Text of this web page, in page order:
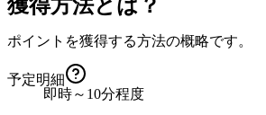
獲得方法とは？
ポイントを獲得する方法の概略です。
予定明細
即時～10分程度